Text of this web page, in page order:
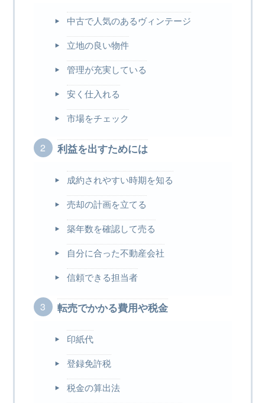
中古で人気のあるヴィンテージ
立地の良い物件
管理が充実している
安く仕入れる
市場をチェック
利益を出すためには
成約されやすい時期を知る
売却の計画を立てる
築年数を確認して売る
自分に合った不動産会社
信頼できる担当者
転売でかかる費用や税金
印紙代
登録免許税
税金の算出法